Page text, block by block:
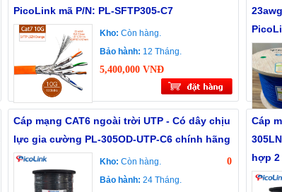
PicoLink mã P/N: PL-SFTP305-C7
Kho: Còn hàng.
Bảo hành: 12 Tháng.
5,400,000 VNĐ
Cáp mạng CAT6 ngoài trời UTP - Có dây chịu
lực gia cường PL-305OD-UTP-C6 chính hãng
Kho: Còn hàng.
Bảo hành: 24 Tháng.
0
Cáp
hợp